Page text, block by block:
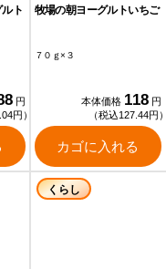
ト
円
円）
牧場の朝ヨーグルトいちご
７０ｇ×３
本体価格 118 円
（税込127.44円
カゴに入れる
くらし